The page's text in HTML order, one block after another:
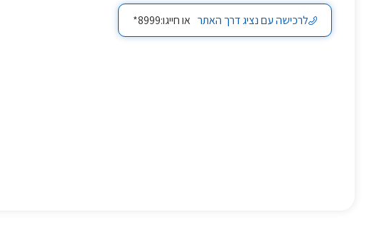
לרכישה עם נציג דרך האתר או חייגו:8999*